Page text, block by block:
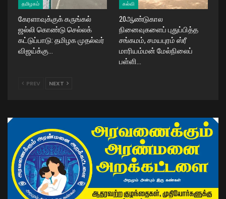
தமிழகம்
கேரளாவுக்குக் கருங்கல்
ஜல்லி கொண்டு செல்லக்
கட்டுப்பாடு: தமிழக முதல்வர்
விஜய்க்கு…
கல்வி
20ஆண்டுகால
நினைவுகளைப் புதுப்பித்த
சங்கமம், சமயபுரம் ஸ்ரீ
மாரியம்மன் மேல்நிலைப்
பள்ளி…
PREV NEXT